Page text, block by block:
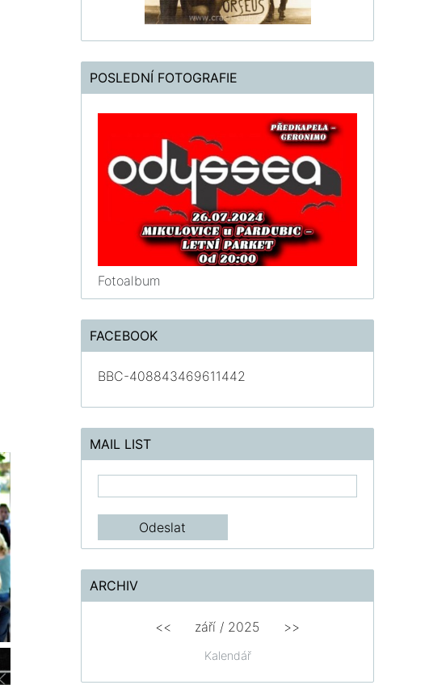
POSLEDNÍ FOTOGRAFIE
Fotoalbum
FACEBOOK
BBC-408843469611442
MAIL LIST
ARCHIV
Kalendář
<< září / 2025 >>